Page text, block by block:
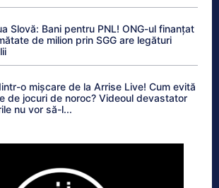
Slovă: Bani pentru PNL! ONG-ul finanțat
de milion prin SGG are legături
o mișcare de la Arrise Live! Cum evită
de jocuri de noroc? Videoul devastator
nu vor să-l...